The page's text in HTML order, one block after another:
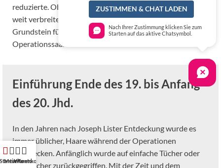
reduzierte. Obwohl OP-Hauben zu dieser Zeit noch nicht
weit verbreitet waren, legten Listers Entdeckungen den
Grundstein für die Entwicklung von Schutzkleidung im
Operationssaal.
Einführung Ende des 19. bis Anfang
des 20. Jhd.
In den Jahren nach Joseph Lister Entdeckung wurde es
immer üblicher, Haare während der Operationen
abzudecken. Anfänglich wurde auf einfache Tücher oder
Kopftücher zurückgegriffen. Mit der Zeit und dem
Startseite
Mein Konto
Warenkorb
ZUSTIMMEN & CHAT LADEN
Nach Ihrer Zustimmung klicken Sie zum
Starten auf das aktive Chatsymbol.